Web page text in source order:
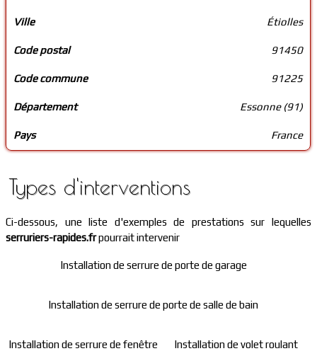
Ville Étiolles
Code postal 91450
Code commune 91225
Département Essonne (91)
Pays France
Types d'interventions
Ci-dessous, une liste d'exemples de prestations sur lequelles
serruriers-rapides.frpourrait intervenir
Installation de serrure de porte de garage
Installation de serrure de porte de salle de bain
Installation de serrure de fenêtre Installation de volet roulant